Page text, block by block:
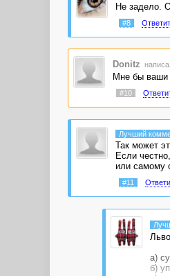
Не задело.
#8
Donitz
Мне бы ваши
#10
Лучший
Так может
Если
или самому
#11
а)
б)